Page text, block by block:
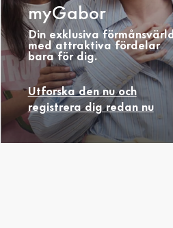
myGabor
Din exklusiva förmånsvärld
med attraktiva fördelar
bara för dig.
Utforska den nu och
registrera dig redan nu